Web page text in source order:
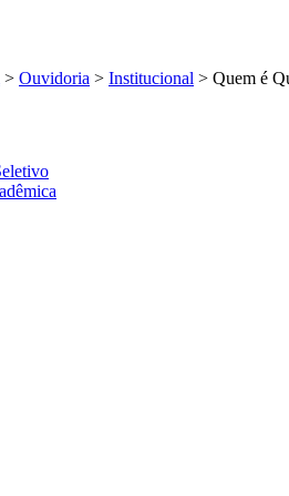
> Ouvidoria > Institucional > Quem é